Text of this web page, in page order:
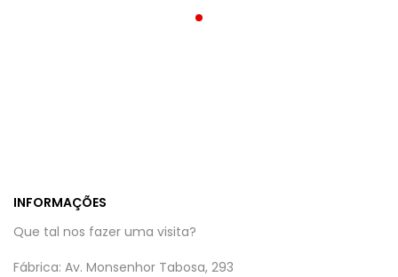
INFORMAÇÕES
Que tal nos fazer uma visita?
Fábrica: Av. Monsenhor Tabosa, 293